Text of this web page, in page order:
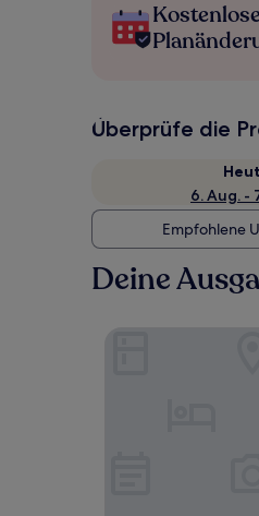
Überprüfe die
6. Aug. -
Empfohlene
Deine